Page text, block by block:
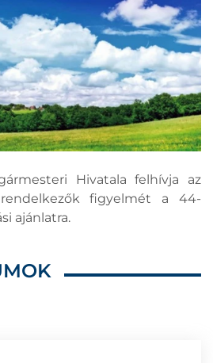
Hivatala felhívja az
figyelmét a 44-
ajánlatra.